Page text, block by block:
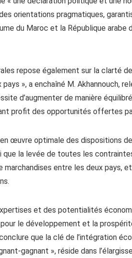
orientations pragmatiques,
du Maroc et la République arabe
repose également sur la clarté
», a enchaîné M. Akhannouch,
d’augmenter de manière
profit des opportunités offertes
œuvre optimale des dispositions
que la levée de toutes les
marchandises entre les deux pays,
et des potentialités
le développement et la
que la clé de l’intégration
gagnant », réside dans